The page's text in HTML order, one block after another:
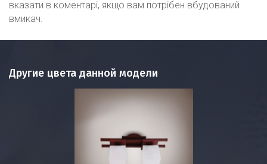
вказати в коментарі, якщо вам потрібен вбудований
вмикач.
Другие цвета данной модели